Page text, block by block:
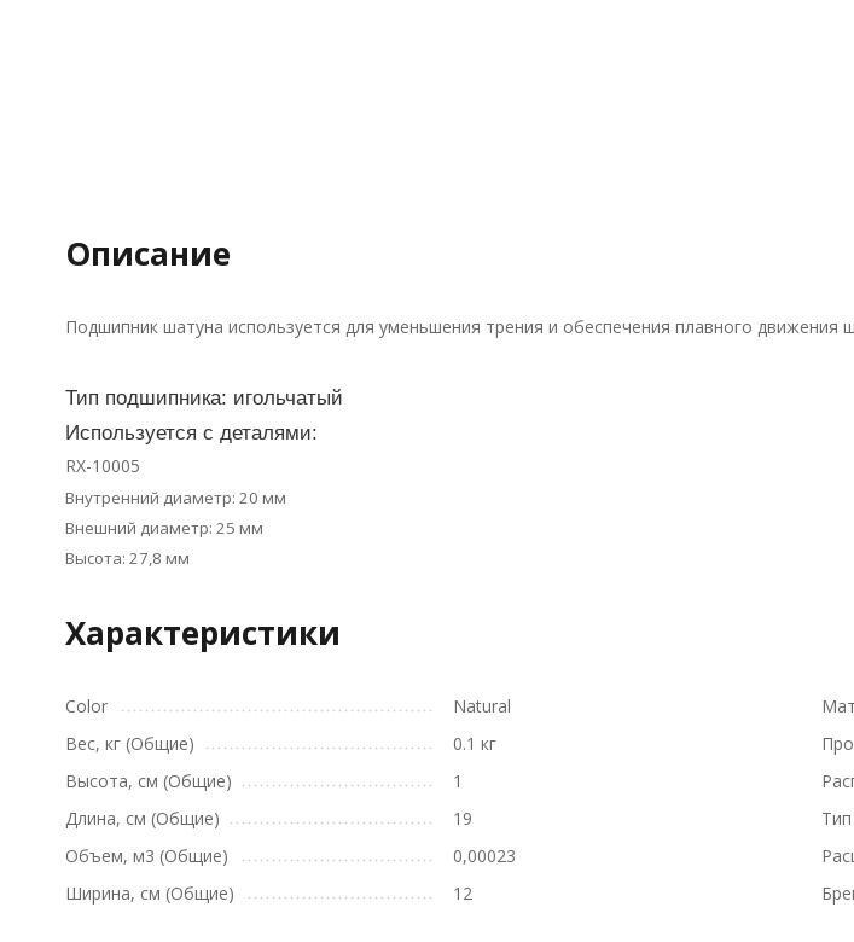
Описание
Подшипник шатуна используется для уменьшения трения и обеспечения плавного движения
Тип подшипника: игольчатый
Используется с деталями:
RX-10005
Внутренний диаметр: 20 мм
Внешний диаметр: 25 мм
Высота: 27,8 мм
Характеристики
Color
Natural
Вес, кг (Общие)
0.1 кг
Высота, см (Общие)
1
Длина, см (Общие)
19
Объем, м3 (Общие)
0,00023
Ширина, см (Общие)
12